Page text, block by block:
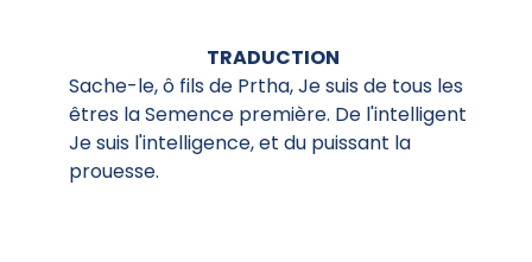
TRADUCTION
Sache-le, ô fils de Prtha, Je suis de tous les
êtres la Semence première. De l'intelligent
Je suis l'intelligence, et du puissant la
prouesse.